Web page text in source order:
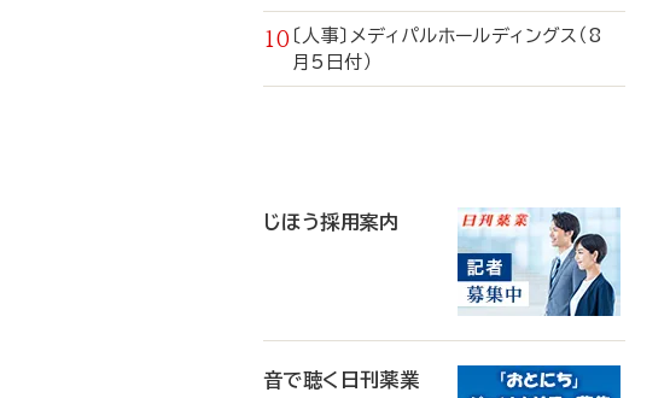
〔人事〕メディパルホールディングス（8
月5日付）
じほう採用案内
音で聴く日刊薬業